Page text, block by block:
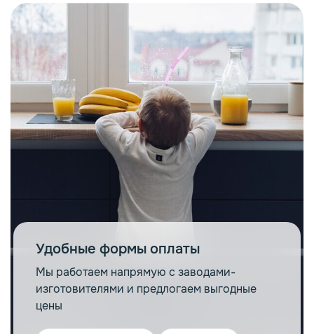
Удобные формы оплаты
Мы работаем напрямую с заводами-
изготовителями и предлогаем выгодные
цены